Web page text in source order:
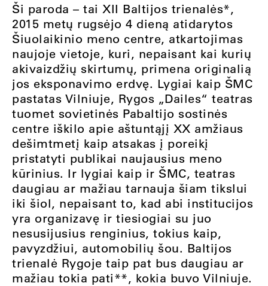
Ši paroda – tai XII Baltijos trienalės*,
2015 metų rugsėjo 4 dieną atidarytos
Šiuolaikinio meno centre, atkartojimas
naujoje vietoje, kuri, nepaisant kai kurių
akivaizdžių skirtumų, primena originalią
jos eksponavimo erdvę. Lygiai kaip ŠMC
pastatas Vilniuje, Rygos „Dailes“ teatras
tuomet sovietinės Pabaltijo sostinės
centre iškilo apie aštuntąjį XX amžiaus
dešimtmetį kaip atsakas į poreikį
pristatyti publikai naujausius meno
kūrinius. Ir lygiai kaip ir ŠMC, teatras
daugiau ar mažiau tarnauja šiam tikslui
iki šiol, nepaisant to, kad abi institucijos
yra organizavę ir tiesiogiai su juo
nesusijusius renginius, tokius kaip,
pavyzdžiui, automobilių šou. Baltijos
trienalė Rygoje taip pat bus daugiau ar
mažiau tokia pati**, kokia buvo Vilniuje.